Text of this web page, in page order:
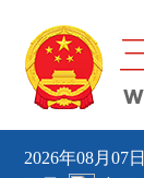
2026年08月07日